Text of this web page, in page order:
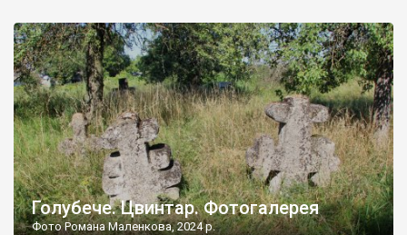
бруньками, кози ті бруньки обгризають, бо то улюблений
делікатес. На цвинтарі у Голубечому ціла колекція
різноманітних форм хрестів. Село відносно невелике, […]
Голубече. Цвинтар. Фотогалерея
Фото Романа Маленкова, 2024 р.